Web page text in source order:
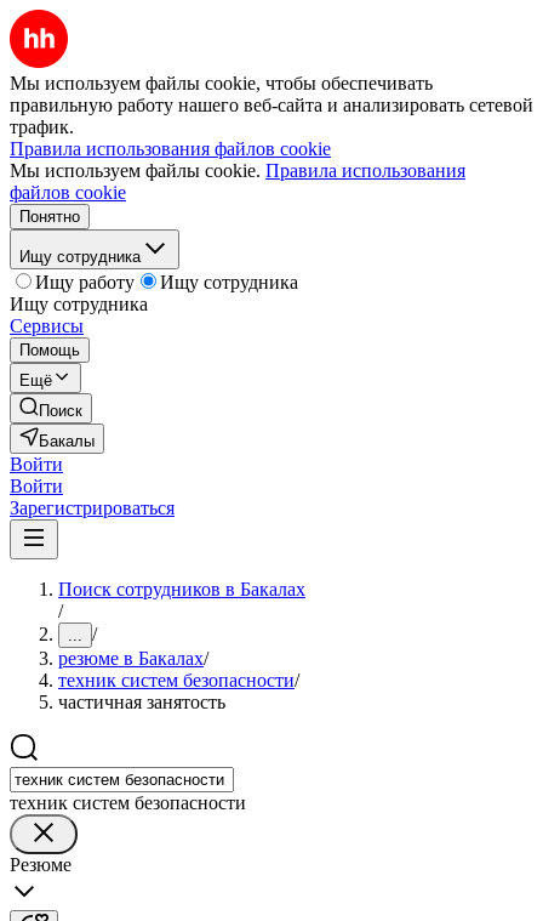
Мы используем файлы cookie, чтобы обеспечивать
правильную работу нашего веб-сайта и анализировать сетевой
трафик.
Правила использования файлов cookie
Мы используем файлы cookie. Правила использования
файлов cookie
Понятно
Ищу сотрудника
Ищу работу
Ищу сотрудника
Ищу сотрудника
Сервисы
Помощь
Ещё
Поиск
Бакалы
Войти
Войти
Зарегистрироваться
Поиск сотрудников в Бакалах
/
... /
резюме в Бакалах/
техник систем безопасности/
частичная занятость
техник систем безопасности
Резюме